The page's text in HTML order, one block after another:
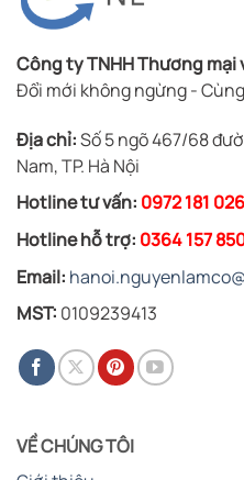
Công ty TNHH Thương mại
Đổi mới không ngừng -
Địa chỉ:Số 5 ngõ 467/68
Nam, TP. Hà Nội
Hotline tư vấn: 0972 181 026
Hotline hỗ trợ: 0364 157
Email:
MST: 0109239413
VỀ CHÚNG TÔI